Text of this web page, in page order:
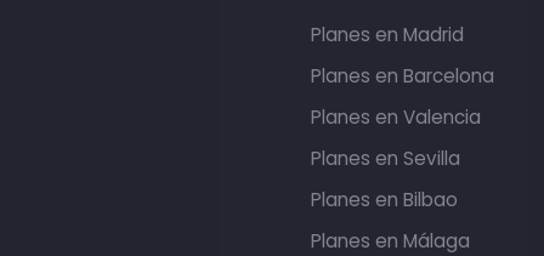
Planes en Madrid
Planes en Barcelona
Planes en Valencia
Planes en Sevilla
Planes en Bilbao
Planes en Málaga